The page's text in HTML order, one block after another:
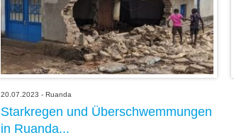
20.07.2023 - Ruanda
Starkregen und Überschwemmungen
in Ruanda...